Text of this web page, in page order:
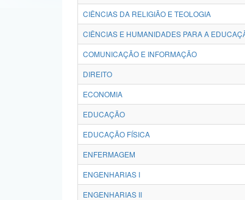
CIÊNCIAS DA RELIGIÃO E TEOLOGIA
CIÊNCIAS E HUMANIDADES PARA A
COMUNICAÇÃO E INFORMAÇÃO
DIREITO
ECONOMIA
EDUCAÇÃO
EDUCAÇÃO FÍSICA
ENFERMAGEM
ENGENHARIAS I
ENGENHARIAS II